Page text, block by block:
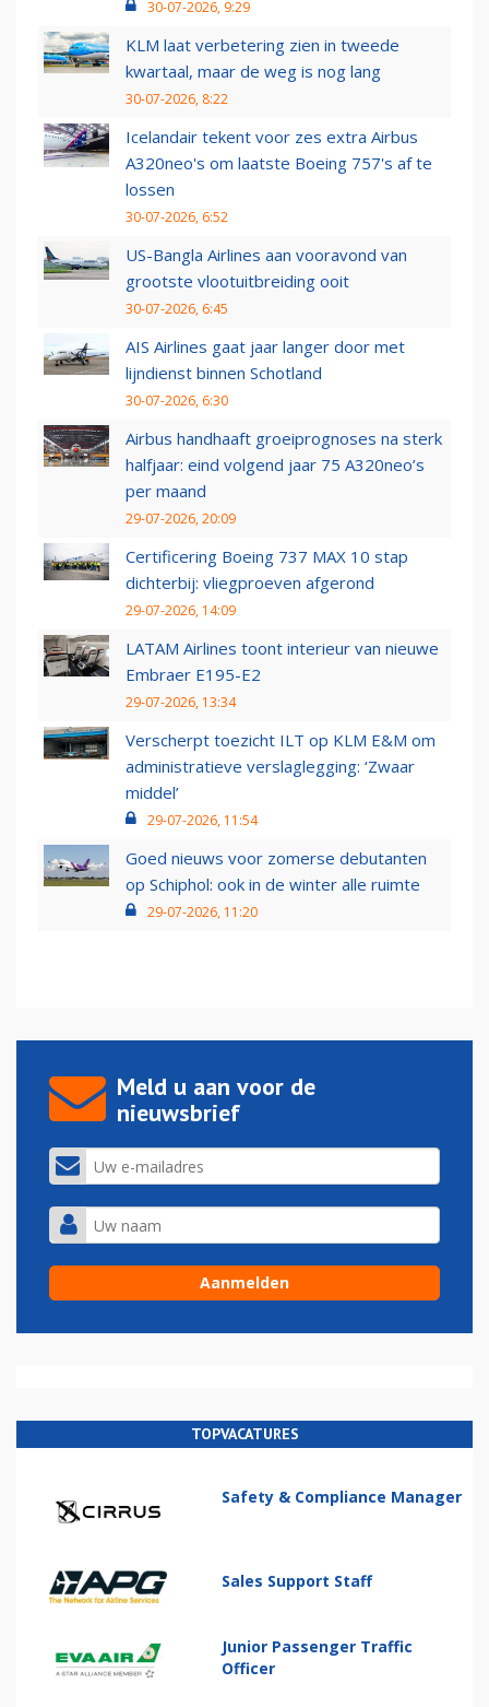
30-07-2026, 9:29
KLM laat verbetering zien in tweede
kwartaal, maar de weg is nog lang
30-07-2026, 8:22
Icelandair tekent voor zes extra Airbus
A320neo's om laatste Boeing 757's af te
lossen
30-07-2026, 6:52
US-Bangla Airlines aan vooravond van
grootste vlootuitbreiding ooit
30-07-2026, 6:45
AIS Airlines gaat jaar langer door met
lijndienst binnen Schotland
30-07-2026, 6:30
Airbus handhaaft groeiprognoses na sterk
halfjaar: eind volgend jaar 75 A320neo’s
per maand
29-07-2026, 20:09
Certificering Boeing 737 MAX 10 stap
dichterbij: vliegproeven afgerond
29-07-2026, 14:09
LATAM Airlines toont interieur van nieuwe
Embraer E195-E2
29-07-2026, 13:34
Verscherpt toezicht ILT op KLM E&M om
administratieve verslaglegging: ‘Zwaar
middel’
29-07-2026, 11:54
Goed nieuws voor zomerse debutanten
op Schiphol: ook in de winter alle ruimte
29-07-2026, 11:20
Meld u aan voor de
nieuwsbrief
TOPVACATURES
Safety & Compliance Manager
Sales Support Staff
Junior Passenger Traffic
Officer